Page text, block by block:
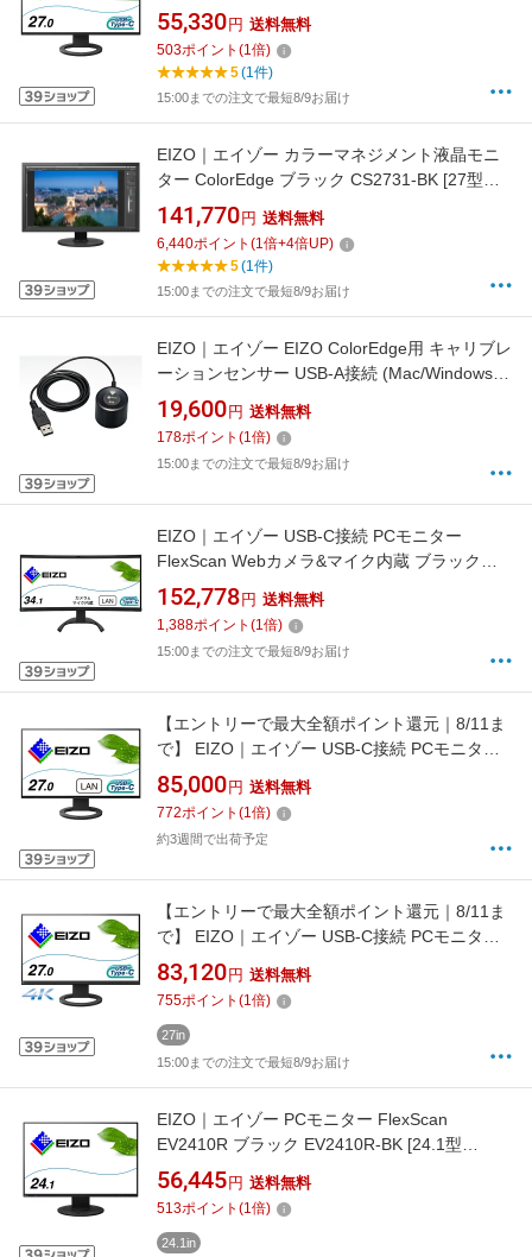
/WQHD(2560×1440） /ワイド /61Hz]
55,330 円 送料無料
503ポイント (1倍)
5(1件)
15:00までの注文で最短8/9お届け
EIZO｜エイゾー カラーマネジメント液晶モニ
ター ColorEdge ブラック CS2731-BK [27型
/WQHD(2560×1440） /ワイド /61Hz][27インチ
液晶ディスプレイ CS2731BK]
141,770 円 送料無料
6,440ポイント (1倍+4倍UP)
5(1件)
15:00までの注文で最短8/9お届け
EIZO｜エイゾー EIZO ColorEdge用 キャリブレ
ーションセンサー USB-A接続 (Mac/Windows11
対応) EX5
19,600 円 送料無料
178ポイント (1倍)
15:00までの注文で最短8/9お届け
EIZO｜エイゾー USB-C接続 PCモニター
FlexScan Webカメラ&マイク内蔵 ブラック
EV3450XC-BK [34.1型 /UWQHD(3440×1440）
/ワイド /曲面型 /61Hz]
152,778 円 送料無料
1,388ポイント (1倍)
15:00までの注文で最短8/9お届け
【エントリーで最大全額ポイント還元｜8/11ま
で】 EIZO｜エイゾー USB-C接続 PCモニター
FlexScan ブラック EV2795-BK [27型
/WQHD(2560×1440） /ワイド /61Hz]
85,000 円 送料無料
772ポイント (1倍)
約3週間で出荷予定
【エントリーで最大全額ポイント還元｜8/11ま
で】 EIZO｜エイゾー USB-C接続 PCモニター
FlexScan EV2740S ブラック EV2740S-BK [27
型 /4K(3840×2160） /ワイド /61Hz]
83,120 円 送料無料
755ポイント (1倍)
27in
15:00までの注文で最短8/9お届け
EIZO｜エイゾー PCモニター FlexScan
EV2410R ブラック EV2410R-BK [24.1型
/WUXGA(1920×1200） /ワイド /76Hz]
56,445 円 送料無料
513ポイント (1倍)
24.1in